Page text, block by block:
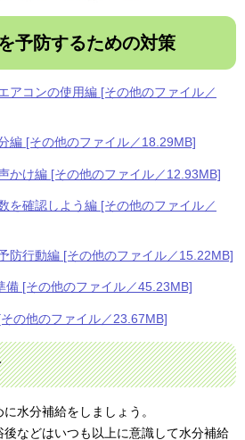
予防するための対策
アコンの使用編 [その他のファイル／
編 [その他のファイル／18.29MB]
かけ編 [その他のファイル／12.93MB]
を確認しよう編 [その他のファイル／
防行動編 [その他のファイル／15.22MB]
備 [その他のファイル／45.23MB]
の他のファイル／23.67MB]
水分補給をしましょう。
などはいつも以上に意識して水分補給